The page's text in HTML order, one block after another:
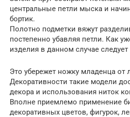
центральные петли мыска и
бортик.
Полотно подметки вяжут
постепенно убавляя петли. Как
изделия в данном случае
Это убережет ножку младенца от
Декоративности такие модели
декора и использования ниток
Вполне приемлемо применение
декоративных цветов, фигурок,